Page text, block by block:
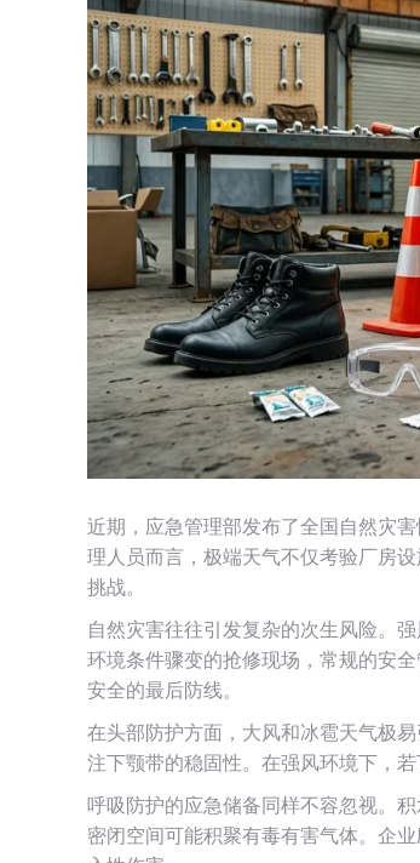
近期，应急管理部发布了全国自然灾
理人员而言，极端天气不仅考验厂房
挑战。
自然灾害往往引发复杂的次生风险。
环境条件骤变的抢修现场，常规的安
安全的最后防线。
在头部防护方面，大风和冰雹天气极
注下颚带的稳固性。在强风环境下，
呼吸防护的应急储备同样不容忽视。
密闭空间可能积聚有毒有害气体。企